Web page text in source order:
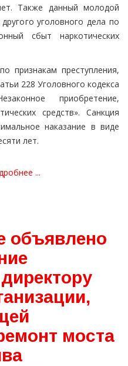
Также данный молодой
уголовного дела по
сбыт наркотических
признакам преступления,
228 Уголовного кодекса
приобретение,
средств». Санкция
наказание в виде
лет.
...
объявлено
моста